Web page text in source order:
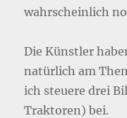
wahrscheinlich
Die Künstler
natürlich am
ich steuere drei
Traktoren) bei.